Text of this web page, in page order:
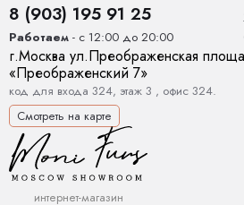
8 (903) 195 91 25
Работаем - с 12:00 до 20:00
г.Москва ул.Преображенская
«Преображенский 7»
код для входа 324, этаж 3 , офис 324.
Смотреть на карте
интернет-магазин